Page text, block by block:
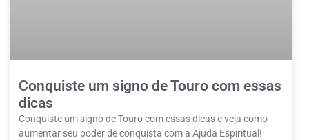
Conquiste um signo de Touro com essas
dicas
Conquiste um signo de Touro com essas dicas e veja como
aumentar seu poder de conquista com a Ajuda Espiritual!